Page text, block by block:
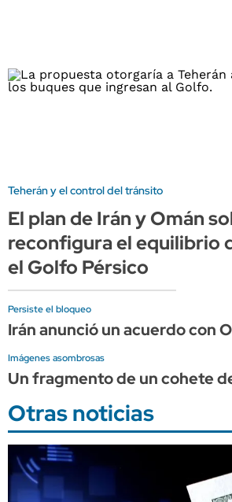
Teherán y el control del tránsito
El plan de Irán y Omán
reconfigura el equilibrio
el Golfo Pérsico
Persiste el bloqueo
Irán anunció un acuerdo con
Imágenes asombrosas
Un fragmento de un cohete
Otras noticias